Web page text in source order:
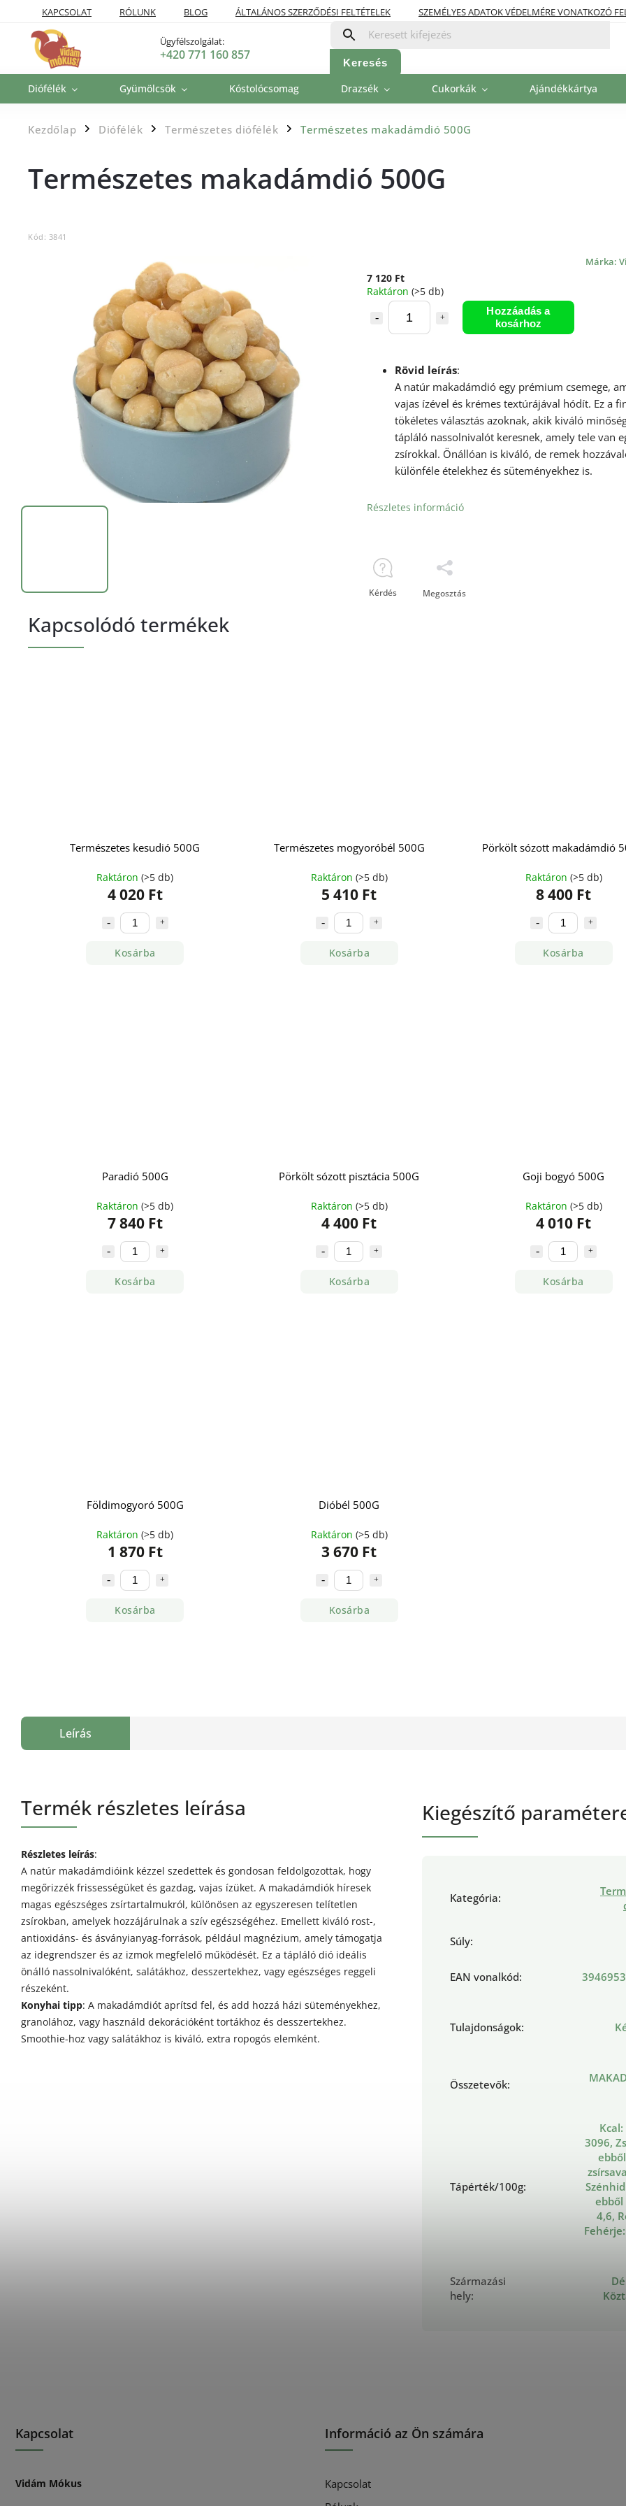
KAPCSOLAT RÓLUNK BLOG ÁLTALÁNOS SZERZŐDÉSI FELTÉTELEK
SZEMÉLYES ADATOK VÉDELMÉRE VONATKOZÓ
SZÁLLÍTÁSI POLITIKA
FIZETÉSI LEHETŐSÉGEK
Ügyfélszolgálat:
+420 771 160 857
Keresés
Diófélék Gyümölcsök Kóstolócsomag Drazsék Cukorkák Ajándékkártya
Kezdőlap / Diófélék / Természetes diófélék / Természetes makadámdió 500G
Természetes makadámdió 500G
Kód: 3841
Márka:
7 120 Ft
Raktáron (>5 db)
Hozzáadás a
kosárhoz
Rövid leírás:
A natúr makadámdió egy prémium csemege,
vajas ízével és krémes textúrájával hódít. Ez a
tökéletes választás azoknak, akik kiváló
tápláló nassolnivalót keresnek, amely tele van
zsírokkal. Önállóan is kiváló, de remek
különféle ételekhez és süteményekhez is.
Részletes információ
Kérdés Megosztás
Kapcsolódó termékek
Természetes kesudió 500G
Raktáron(>5 db)
4 020 Ft
Kosárba
Természetes mogyoróbél 500G
Raktáron (>5 db)
5 410 Ft
Kosárba
Pörkölt sózott makadámdió
Raktáron (>5 db)
8 400 Ft
Kosárba
Paradió 500G
Raktáron(>5 db)
7 840 Ft
Kosárba
Pörkölt sózott pisztácia 500G
Raktáron (>5 db)
4 400 Ft
Kosárba
Goji bogyó 500G
Raktáron (>5 db)
4 010 Ft
Kosárba
Földimogyoró 500G
Raktáron(>5 db)
1 870 Ft
Kosárba
Dióbél 500G
Raktáron (>5 db)
3 670 Ft
Kosárba
Leírás
Termék részletes leírása
Részletes leírás:
A natúr makadámdióink kézzel szedettek és gondosan feldolgozottak, hogy
megőrizzék frissességüket és gazdag, vajas ízüket. A makadámdiók híresek
magas egészséges zsírtartalmukról, különösen az egyszeresen telítetlen
zsírokban, amelyek hozzájárulnak a szív egészségéhez. Emellett kiváló rost-,
antioxidáns- és ásványianyag-források, például magnézium, amely támogatja
az idegrendszer és az izmok megfelelő működését. Ez a tápláló dió ideális
önálló nassolnivalóként, salátákhoz, desszertekhez, vagy egészséges reggeli
részeként.
Konyhai tipp: A makadámdiót aprítsd fel, és add hozzá házi süteményekhez,
granolához, vagy használd dekorációként tortákhoz és desszertekhez.
Smoothie-hoz vagy salátákhoz is kiváló, extra ropogós elemként.
Kiegészítő
Kategória:
Súly:
EAN vonalkód:
Tulajdonságok:
Összetevők:
Tápérték/100g:
Kcal:
3096,
4,6,
Származási
hely:
Kapcsolat
Vidám Mókus
Információ az Ön számára
Kapcsolat